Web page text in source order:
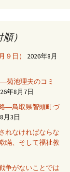
）
日）
2026年8月
菊池理夫のコミ
年8月7日
―鳥取県智頭町づ
月3日
れなければならな
瞞、そして福祉教
争がないことでは